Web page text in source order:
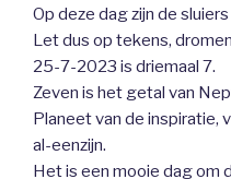
Op deze dag zijn de sluiers
Let dus op tekens,
25-7-2023 is driemaal 7.
Zeven is het getal van
Planeet van de inspiratie,
al-eenzijn.
Het is een mooie dag om